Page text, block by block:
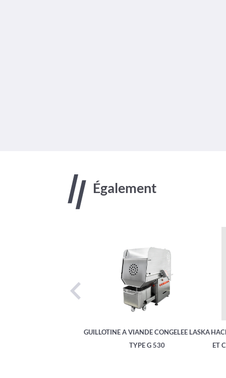
Également
GUILLOTINE A VIANDE CONGELEE LASKA
TYPE G 530
ET